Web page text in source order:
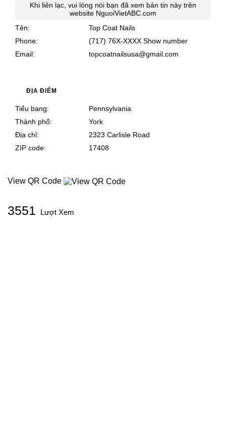
Khi liên lạc, vui lòng nói bạn đã xem bản tin này trên
website NguoiVietABC.com
Tên
Top Coat Nails
Phone
(717) 76X-XXXX Show number
Email
topcoatnailsusa@gmail.com
ĐỊA ĐIỂM
Tiểu bang
Pennsylvania
Thành phố
York
Địa chỉ
2323 Carlisle Road
ZIP code
17408
View QR Code
3551 Lượt Xem